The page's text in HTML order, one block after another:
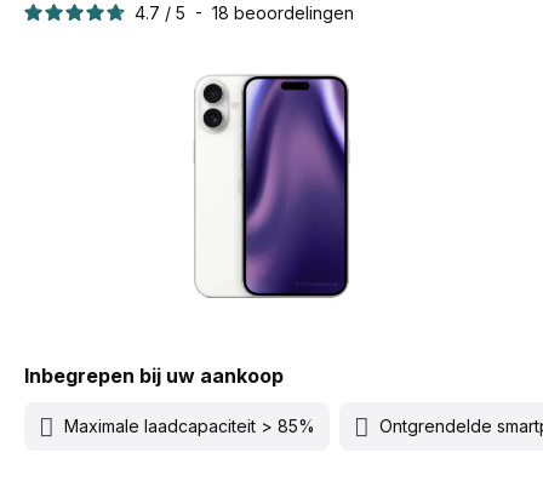
4.7 / 5 - 18 beoordelingen
Inbegrepen bij uw aankoop
Maximale laadcapaciteit > 85% Ontgrendelde